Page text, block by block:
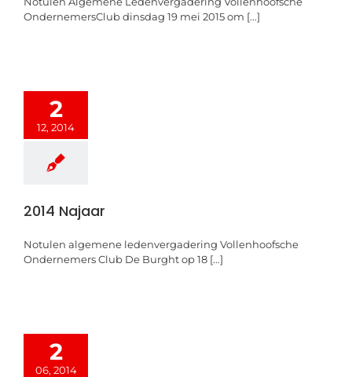
OndernemersClub dinsdag 19 mei 2015 om [...]
2
12, 2014
2014 Najaar
Notulen algemene ledenvergadering Vollenhoofsche
Ondernemers Club De Burght op 18 [...]
2
06, 2014